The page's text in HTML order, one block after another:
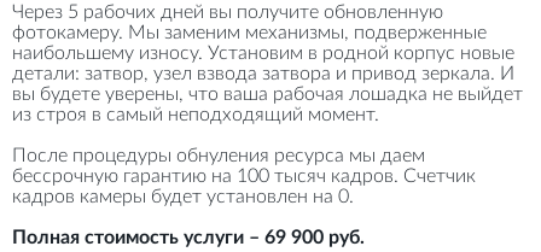
Через 5 рабочих дней вы получите обновленную
фотокамеру. Мы заменим механизмы, подверженные
наибольшему износу. Установим в родной корпус новые
детали: затвор, узел взвода затвора и привод зеркала. И
вы будете уверены, что ваша рабочая лошадка не выйдет
из строя в самый неподходящий момент.
После процедуры обнуления ресурса мы даем
бессрочную гарантию на 100 тысяч кадров. Счетчик
кадров камеры будет установлен на 0.
Полная стоимость услуги – 69 900 руб.